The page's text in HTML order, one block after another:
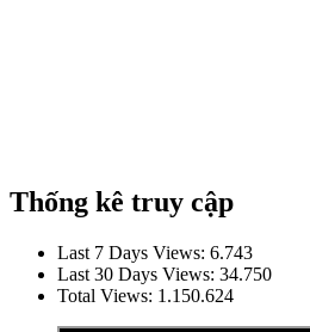
Thống kê truy cập
Last 7 Days Views: 6.743
Last 30 Days Views: 34.750
Total Views: 1.150.624